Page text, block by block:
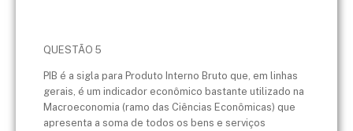
QUESTÃO 5
PIB é a sigla para Produto Interno Bruto que, em linhas
gerais, é um indicador econômico bastante utilizado na
Macroeconomia (ramo das Ciências Econômicas) que
apresenta a soma de todos os bens e serviços